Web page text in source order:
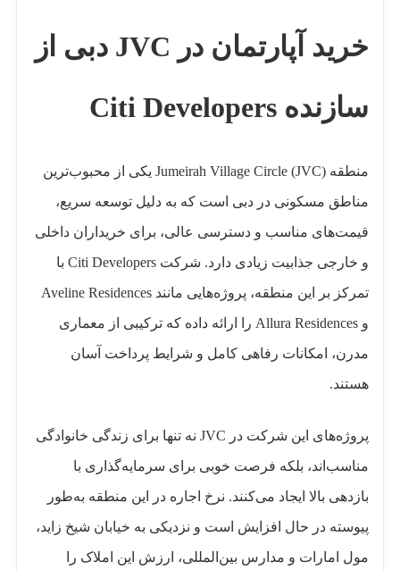
خرید آپارتمان در JVC دبی از
سازنده Citi Developers
منطقه Jumeirah Village Circle (JVC) یکی از محبوب‌ترین
مناطق مسکونی در دبی است که به دلیل توسعه سریع،
قیمت‌های مناسب و دسترسی عالی، برای خریداران داخلی
و خارجی جذابیت زیادی دارد. شرکت Citi Developers با
تمرکز بر این منطقه، پروژه‌هایی مانند Aveline Residences
و Allura Residences را ارائه داده که ترکیبی از معماری
مدرن، امکانات رفاهی کامل و شرایط پرداخت آسان
هستند.
پروژه‌های این شرکت در JVC نه تنها برای زندگی خانوادگی
مناسب‌اند، بلکه فرصت خوبی برای سرمایه‌گذاری با
بازدهی بالا ایجاد می‌کنند. نرخ اجاره در این منطقه به‌طور
پیوسته در حال افزایش است و نزدیکی به خیابان شیخ زاید،
مول امارات و مدارس بین‌المللی، ارزش این املاک را